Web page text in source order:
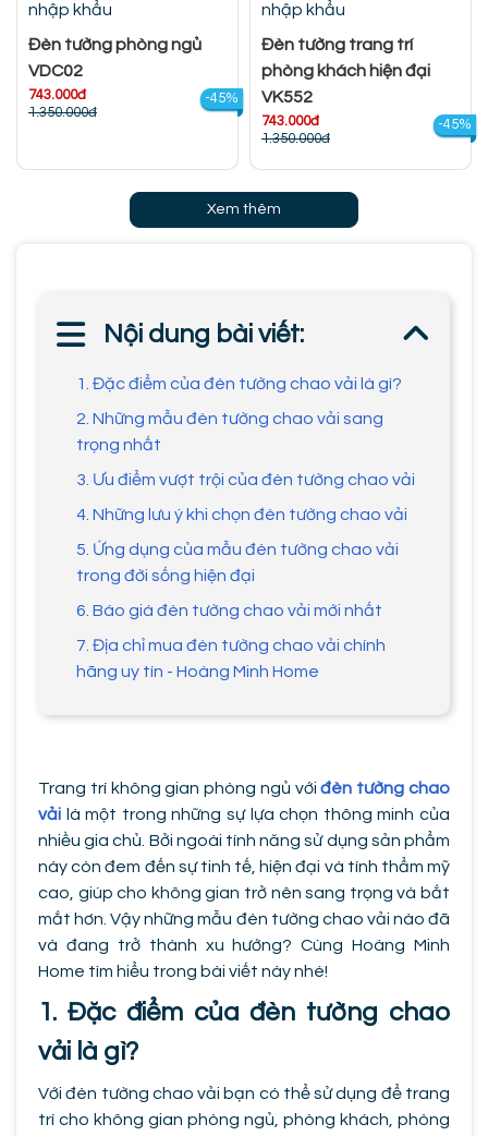
nhập khẩu
Đèn tường phòng ngủ
VDC02
743.000đ
1.350.000đ
-45%
nhập khẩu
Đèn tường trang trí
phòng khách hiện đại
VK552
743.000đ
1.350.000đ
-45%
Xem thêm
Nội dung bài viết:
1. Đặc điểm của đèn tường chao vải là gì?
2. Những mẫu đèn tường chao vải sang
trọng nhất
3. Ưu điểm vượt trội của đèn tường chao vải
4. Những lưu ý khi chọn đèn tường chao vải
5. Ứng dụng của mẫu đèn tường chao vải
trong đời sống hiện đại
6. Báo giá đèn tường chao vải mới nhất
7. Địa chỉ mua đèn tường chao vải chính
hãng uy tín - Hoàng Minh Home
Trang trí không gian phòng ngủ vớiđèn tường chao
vải là một trong những sự lựa chọn thông minh của
nhiều gia chủ. Bởi ngoài tính năng sử dụng sản phẩm
này còn đem đến sự tinh tế, hiện đại và tính thẩm mỹ
cao, giúp cho không gian trở nên sang trọng và bắt
mắt hơn. Vậy những mẫu đèn tường chao vải nào đã
và đang trở thành xu hướng? Cùng Hoàng Minh
Home tìm hiểu trong bài viết này nhé!
1. Đặc điểm của đèn tường chao
vải là gì?
Với đèn tường chao vải bạn có thể sử dụng để trang
trí cho không gian phòng ngủ, phòng khách, phòng